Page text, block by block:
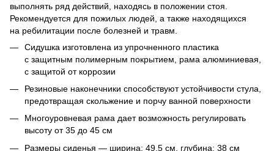
выполнять ряд действий, находясь в положении стоя.
Рекомендуется для пожилых людей, а также находящихся
на ребилитации после болезней и травм.
Сидушка изготовлена из упрочненного пластика
с защитным полимерным покрытием, рама алюминиевая,
с защитой от коррозии
Резиновые наконечники способствуют устойчивости стула,
предотвращая скольжение и порчу ванной поверхности
Многоуровневая рама дает возможность регулировать
высоту от 35 до 45 см
Размеры сиденья — ширина: 49,5 см, глубина: 38 см